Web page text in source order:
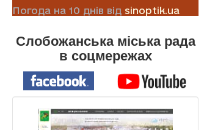
Погода на 10 днів від sinoptik.ua
Слобожанська міська рада
в соцмережах